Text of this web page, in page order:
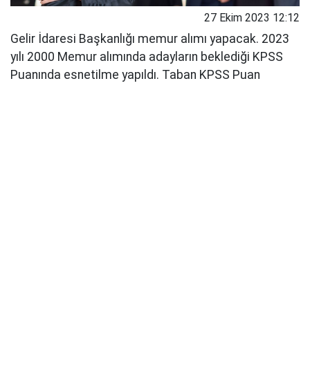
27 Ekim 2023 12:12
Gelir İdaresi Başkanlığı memur alımı yapacak. 2023
yılı 2000 Memur alımında adayların beklediği KPSS
Puanında esnetilme yapıldı. Taban KPSS Puan